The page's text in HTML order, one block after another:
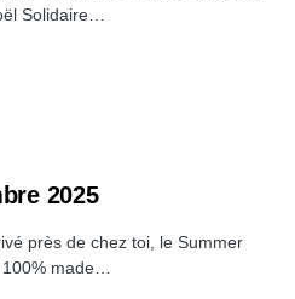
Solidaire…
2025
près de chez toi, le Summer
made…